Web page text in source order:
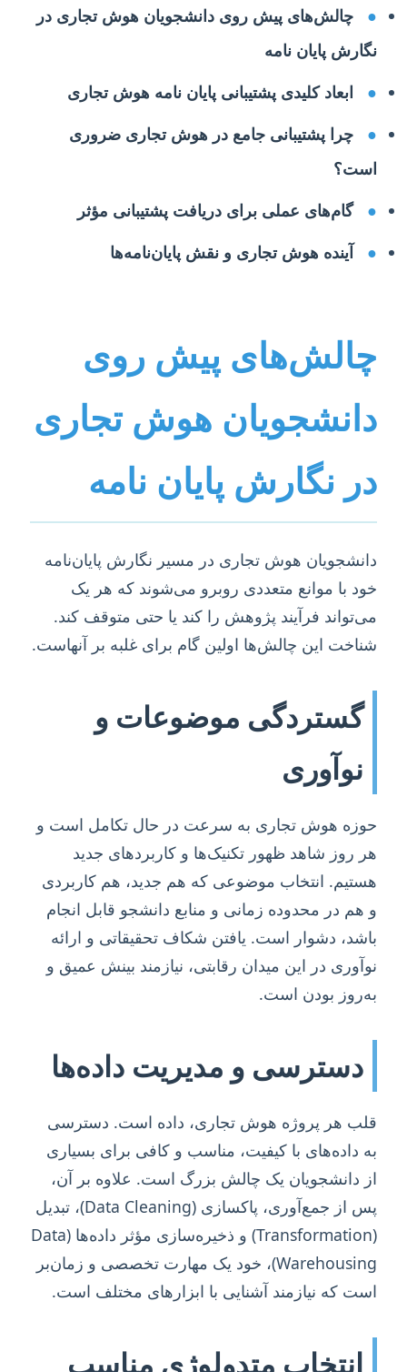
●
چالش‌های پیش روی دانشجویان هوش تجاری در
نگارش پایان نامه
●
ابعاد کلیدی پشتیبانی پایان نامه هوش تجاری
●
چرا پشتیبانی جامع در هوش تجاری ضروری
است؟
●
گام‌های عملی برای دریافت پشتیبانی مؤثر
●
آینده هوش تجاری و نقش پایان‌نامه‌ها
چالش‌های پیش روی
دانشجویان هوش تجاری
در نگارش پایان نامه
دانشجویان هوش تجاری در مسیر نگارش پایان‌نامه
خود با موانع متعددی روبرو می‌شوند که هر یک
می‌تواند فرآیند پژوهش را کند یا حتی متوقف کند.
شناخت این چالش‌ها اولین گام برای غلبه بر آنهاست.
گستردگی موضوعات و
نوآوری
حوزه هوش تجاری به سرعت در حال تکامل است و
هر روز شاهد ظهور تکنیک‌ها و کاربردهای جدید
هستیم. انتخاب موضوعی که هم جدید، هم کاربردی
و هم در محدوده زمانی و منابع دانشجو قابل انجام
باشد، دشوار است. یافتن شکاف تحقیقاتی و ارائه
نوآوری در این میدان رقابتی، نیازمند بینش عمیق و
به‌روز بودن است.
دسترسی و مدیریت داده‌ها
قلب هر پروژه هوش تجاری، داده است. دسترسی
به داده‌های با کیفیت، مناسب و کافی برای بسیاری
از دانشجویان یک چالش بزرگ است. علاوه بر آن،
پس از جمع‌آوری، پاکسازی (Data Cleaning)، تبدیل
(Transformation) و ذخیره‌سازی مؤثر داده‌ها (Data
Warehousing)، خود یک مهارت تخصصی و زمان‌بر
است که نیازمند آشنایی با ابزارهای مختلف است.
انتخاب متدولوژی مناسب